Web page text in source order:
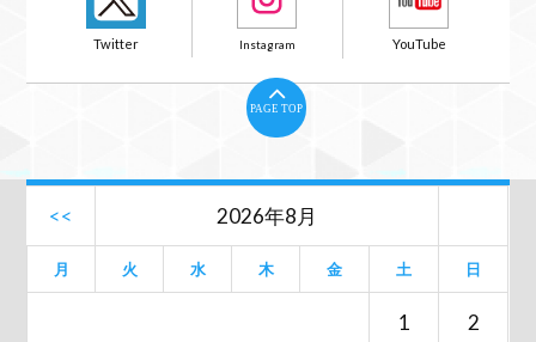
PAGE TOP
<< 2026年8月
月 火 水 木 金 土 日
1 2